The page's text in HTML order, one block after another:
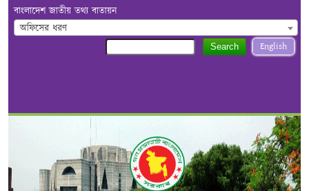
বাংলাদেশ জাতীয় তথ্য বাতায়ন
অফিসের ধরণ
English
Search